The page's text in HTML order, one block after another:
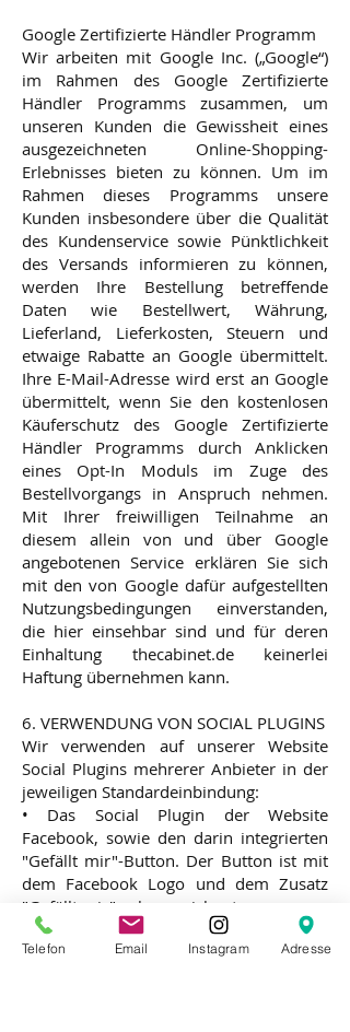
Google Zertifizierte Händler Programm
Wir arbeiten mit Google Inc. („Google“)
im Rahmen des Google Zertifizierte
Händler Programms zusammen, um
unseren Kunden die Gewissheit eines
ausgezeichneten Online-Shopping-
Erlebnisses bieten zu können. Um im
Rahmen dieses Programms unsere
Kunden insbesondere über die Qualität
des Kundenservice sowie Pünktlichkeit
des Versands informieren zu können,
werden Ihre Bestellung betreffende
Daten wie Bestellwert, Währung,
Lieferland, Lieferkosten, Steuern und
etwaige Rabatte an Google übermittelt.
Ihre E-Mail-Adresse wird erst an Google
übermittelt, wenn Sie den kostenlosen
Käuferschutz des Google Zertifizierte
Händler Programms durch Anklicken
eines Opt-In Moduls im Zuge des
Bestellvorgangs in Anspruch nehmen.
Mit Ihrer freiwilligen Teilnahme an
diesem allein von und über Google
angebotenen Service erklären Sie sich
mit den von Google dafür aufgestellten
Nutzungsbedingungen einverstanden,
die hier einsehbar sind und für deren
Einhaltung thecabinet.de keinerlei
Haftung übernehmen kann.
6. VERWENDUNG VON SOCIAL PLUGINS
Wir verwenden auf unserer Website
Social Plugins mehrerer Anbieter in der
jeweiligen Standardeinbindung:
• Das Social Plugin der Website
Facebook, sowie den darin integrierten
"Gefällt mir"-Button. Der Button ist mit
dem Facebook Logo und dem Zusatz
"Gefällt mir" gekennzeichnet.
• Das Social Plugin der Website
Instagram.
Telefon Email Instagram Adresse